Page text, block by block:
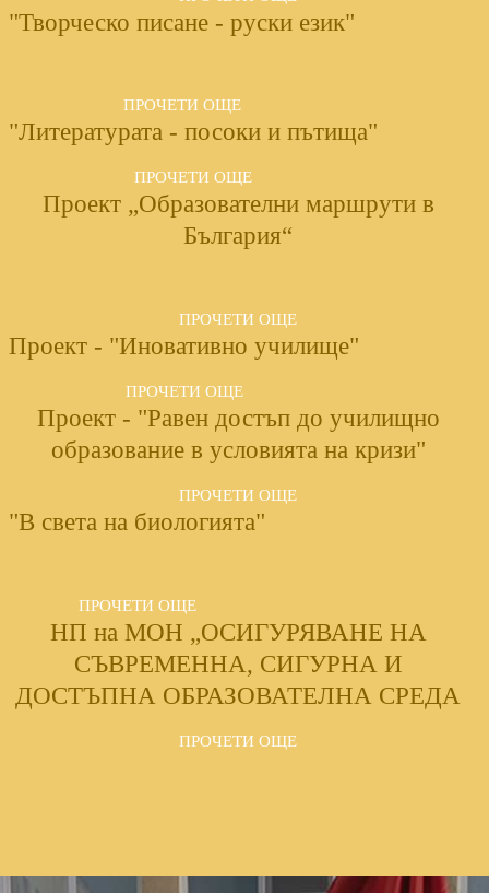
"Творческо писане - руски език"
ПРОЧЕТИ ОЩЕ
"Литературата - посоки и пътища"
ПРОЧЕТИ ОЩЕ
Проект „Образователни маршрути в
България“
ПРОЧЕТИ ОЩЕ
Проект - "Иновативно училище"
ПРОЧЕТИ ОЩЕ
Проект - "Равен достъп до училищно
образование в условията на кризи"
ПРОЧЕТИ ОЩЕ
"В света на биологията"
ПРОЧЕТИ ОЩЕ
НП на МОН „ОСИГУРЯВАНЕ НА
СЪВРЕМЕННА, СИГУРНА И
ДОСТЪПНА ОБРАЗОВАТЕЛНА СРЕДА
ПРОЧЕТИ ОЩЕ